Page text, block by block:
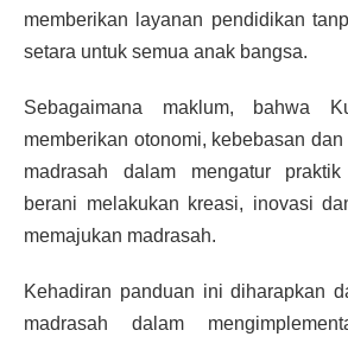
memberikan layanan pendidikan
setara untuk semua anak bangsa.
Sebagaimana maklum, bahwa
memberikan otonomi, kebebasan
madrasah dalam mengatur
berani melakukan kreasi, inovasi
memajukan madrasah.
Kehadiran panduan ini diharapkan
madrasah dalam